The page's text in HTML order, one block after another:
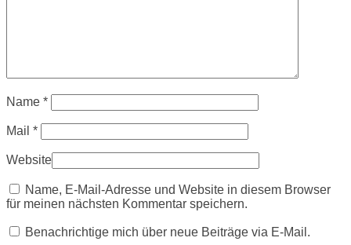
Name *
Mail *
Website
Name, E-Mail-Adresse und Website in diesem Browser
für meinen nächsten Kommentar speichern.
Benachrichtige mich über neue Beiträge via E-Mail.